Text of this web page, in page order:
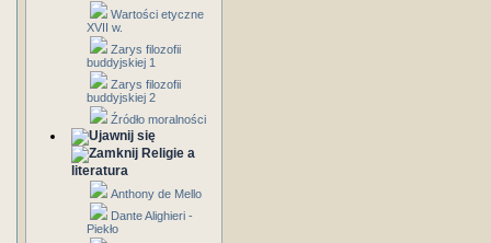
Wartości etyczne
XVII w.
Zarys filozofii
buddyjskiej 1
Zarys filozofii
buddyjskiej 2
Źródło moralności
Religie a
literatura
Anthony de Mello
Dante Alighieri -
Piekło